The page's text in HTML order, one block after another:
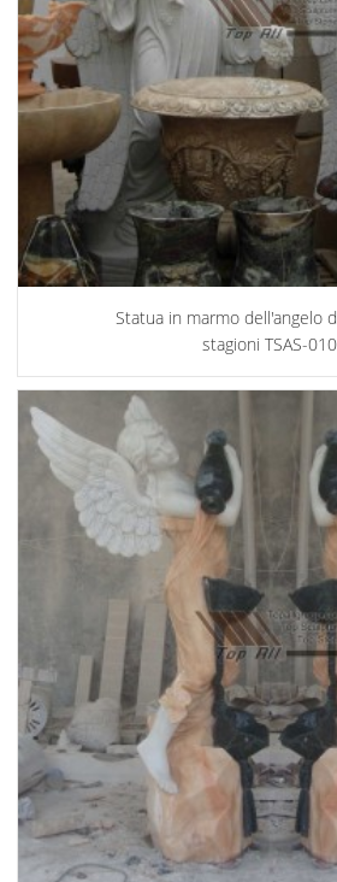
Statua in marmo dell'angelo
stagioni TSAS-010